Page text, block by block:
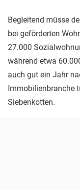
Begleitend müsse
bei geförderten
27.000
während etwa
auch gut ein Jahr
Immobilienbranche
Siebenkotten.